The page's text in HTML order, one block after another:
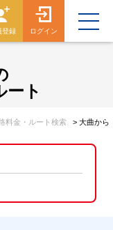
登録 ログイン
ート
料金・ルート検索 > 大曲から